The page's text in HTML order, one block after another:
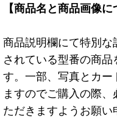
【商品名と商品画像に
商品説明欄にて特別
されている型番の商
す。一部、写真とカ
ますのでご購入の際
ただきますようお願い